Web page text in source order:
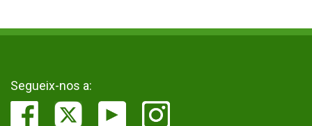
Segueix-nos a: